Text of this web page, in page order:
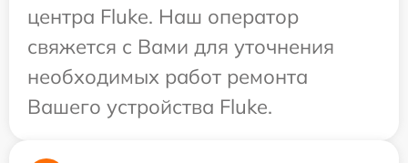
центра Fluke. Наш оператор
свяжется с Вами для уточнения
необходимых работ ремонта
Вашего устройства Fluke.